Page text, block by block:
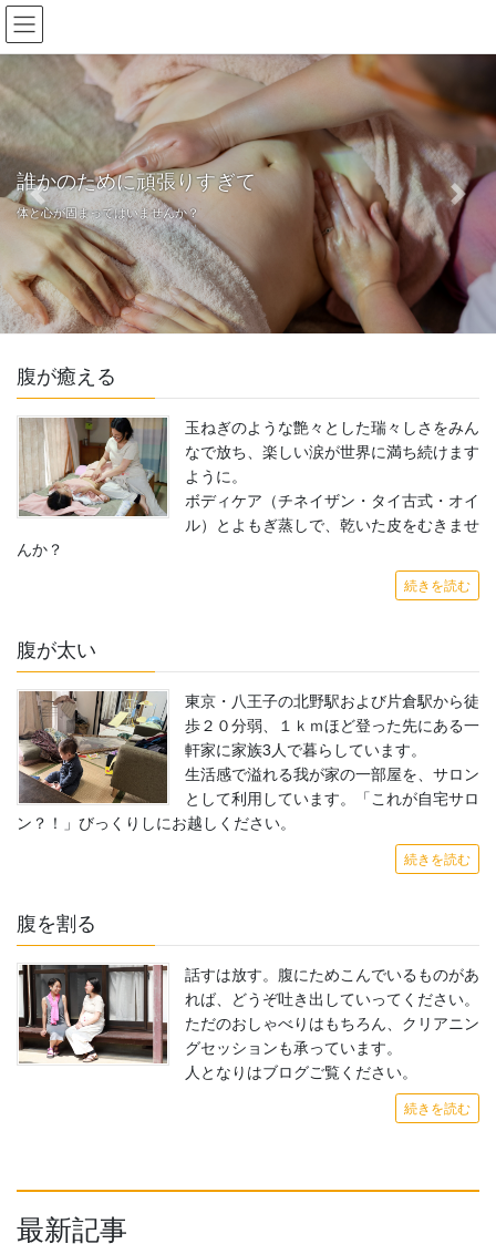
コ
ン
テ
ツ
ス
ッ
ナ
ビ
ゲ
シ
ン
移
誰かのために頑張りすぎて
体と心が固まってはいませんか？
Previous Next
腹が癒える
玉ねぎのような艶々とした瑞々しさをみん
なで放ち、楽しい涙が世界に満ち続けます
ように。
ボディケア（チネイザン・タイ古式・オイ
ル）とよもぎ蒸しで、乾いた皮をむきませ
んか？
続きを読む
腹が太い
東京・八王子の北野駅および片倉駅から徒
歩２０分弱、１ｋｍほど登った先にある一
軒家に家族3人で暮らしています。
生活感で溢れる我が家の一部屋を、サロン
として利用しています。「これが自宅サロ
ン？！」びっくりしにお越しください。
続きを読む
腹を割る
話すは放す。腹にためこんでいるものがあ
れば、どうぞ吐き出していってください。
ただのおしゃべりはもちろん、クリアニン
グセッションも承っています。
人となりはブログご覧ください。
続きを読む
最新記事